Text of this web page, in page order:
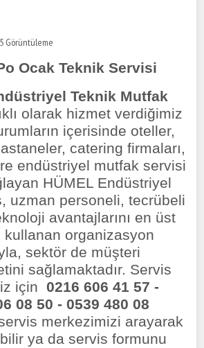
Görüntüleme
Ocak Teknik Servisi
Teknik Mutfak
olarak hizmet verdiğimiz
içerisinde oteller,
catering firmaları,
endüstriyel mutfak servisi
HÜMEL Endüstriyel
uzman personeli, tecrübeli
avantajlarını en üst
kullanan organizasyon
sektör de müşteri
sağlamaktadır. Servis
için 0216 606 41 57 -
08 50 - 0539 480 08
merkezimizi arayarak
ya da servis formunu